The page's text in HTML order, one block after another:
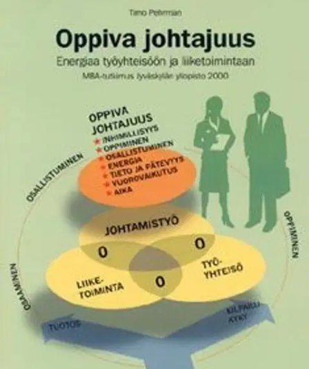
Postin pakettiautomaattiin tai
palvelupisteeseen!
Etu ei koske Suuri‑lisäpalvelulla toimitettavia tuotteita.
Tarkista myymäläsaatavuus
Ei saatavilla
Tuotekuvaus
Oppivan johtajuuden ideana on olennaisten asioiden ja niiden
välisten suhteiden tajuaminen työyhteisössä. Johtaminen on
jatkuvasti kehittyvä prosessi. Organisaation rakenne ei ole niin
tärkeä työyhteisön ilmapiirin kannalta kuin johtajuus. Meidän on
tavoitettava johdettaviemme ajatustapa ja asenne. Timo Pehrmanin
idea oppivasta johtajuudesta on käytännönläheinen ja innostava.
Hän esittää ajatuksia, jotka ovat suoraan sovellettavissa